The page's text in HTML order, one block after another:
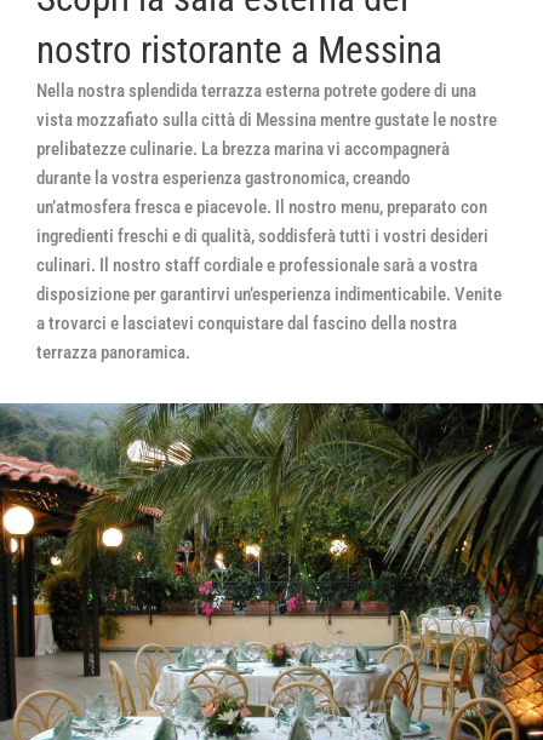
nostro ristorante a Messina
Nella nostra splendida terrazza esterna potrete godere di una
vista mozzafiato sulla città di Messina mentre gustate le nostre
prelibatezze culinarie. La brezza marina vi accompagnerà
durante la vostra esperienza gastronomica, creando
un’atmosfera fresca e piacevole. Il nostro menu, preparato con
ingredienti freschi e di qualità, soddisferà tutti i vostri desideri
culinari. Il nostro staff cordiale e professionale sarà a vostra
disposizione per garantirvi un’esperienza indimenticabile. Venite
a trovarci e lasciatevi conquistare dal fascino della nostra
terrazza panoramica.